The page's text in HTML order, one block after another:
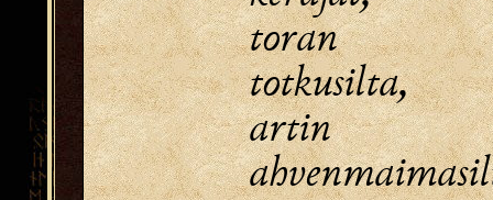
toran
totkusilta,
artin